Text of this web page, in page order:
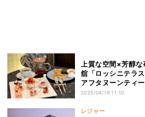
上質な空間×芳醇
舘「ロッシニテラ
アフタヌーンティー
2025/04/18 11:10
レジャー